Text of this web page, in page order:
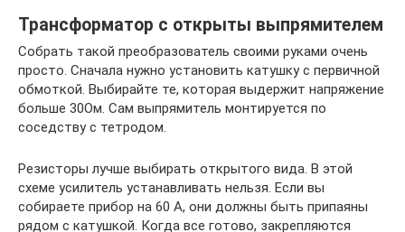
Трансформатор с открыты выпрямителем
Собрать такой преобразователь своими руками очень
просто. Сначала нужно установить катушку с первичной
обмоткой. Выбирайте те, которая выдержит напряжение
больше 30Ом. Сам выпрямитель монтируется по
соседству с тетродом.
Резисторы лучше выбирать открытого вида. В этой
схеме усилитель устанавливать нельзя. Если вы
собираете прибор на 60 А, они должны быть припаяны
рядом с катушкой. Когда все готово, закрепляются